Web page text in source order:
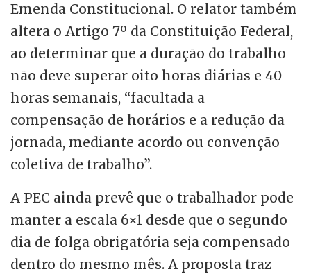
Emenda Constitucional. O relator também
altera o Artigo 7º da Constituição Federal,
ao determinar que a duração do trabalho
não deve superar oito horas diárias e 40
horas semanais, “facultada a
compensação de horários e a redução da
jornada, mediante acordo ou convenção
coletiva de trabalho”.
A PEC ainda prevê que o trabalhador pode
manter a escala 6×1 desde que o segundo
dia de folga obrigatória seja compensado
dentro do mesmo mês. A proposta traz